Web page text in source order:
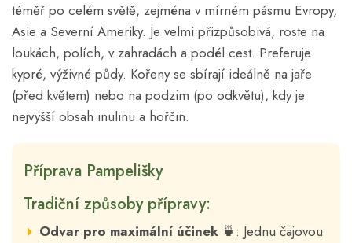
téměř po celém světě, zejména v mírném pásmu Evropy,
Asie a Severní Ameriky. Je velmi přizpůsobivá, roste na
loukách, polích, v zahradách a podél cest. Preferuje
kypré, výživné půdy. Kořeny se sbírají ideálně na jaře
(před květem) nebo na podzim (po odkvětu), kdy je
nejvyšší obsah inulinu a hořčin.
Příprava Pampelišky
Tradiční způsoby přípravy:
Odvar pro maximální účinek 🍵: Jednu čajovou